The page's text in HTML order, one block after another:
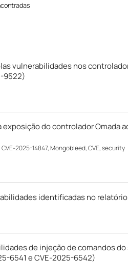
vulnerabilidades nos
9522)
exposição do controlador Omada
2025-14847, Mongobleed, CVE, security
identificadas no
de injeção de comandos
6541 e CVE-2025-6542)